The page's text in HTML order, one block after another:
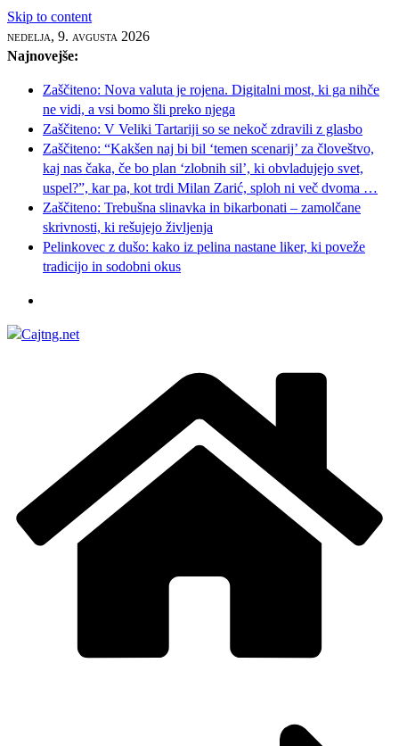
Skip to content
nedelja, 9. avgusta 2026
Najnovejše:
Zaščiteno: Nova valuta je rojena. Digitalni most, ki ga nihče
ne vidi, a vsi bomo šli preko njega
Zaščiteno: V Veliki Tartariji so se nekoč zdravili z glasbo
Zaščiteno: “Kakšen naj bi bil ‘temen scenarij’ za človeštvo,
kaj nas čaka, če bo plan ‘zlobnih sil’, ki obvladujejo svet,
uspel?”, kar pa, kot trdi Milan Zarić, sploh ni več dvoma …
Zaščiteno: Trebušna slinavka in bikarbonati – zamolčane
skrivnosti, ki rešujejo življenja
Pelinkovec z dušo: kako iz pelina nastane liker, ki poveže
tradicijo in sodobni okus